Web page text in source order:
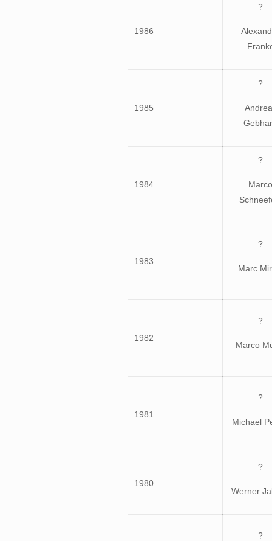
1986
?
1985
?
1984
?
Marco
1983
?
Marc
1982
?
Marco
1981
?
Michael
1980
?
Werner
?